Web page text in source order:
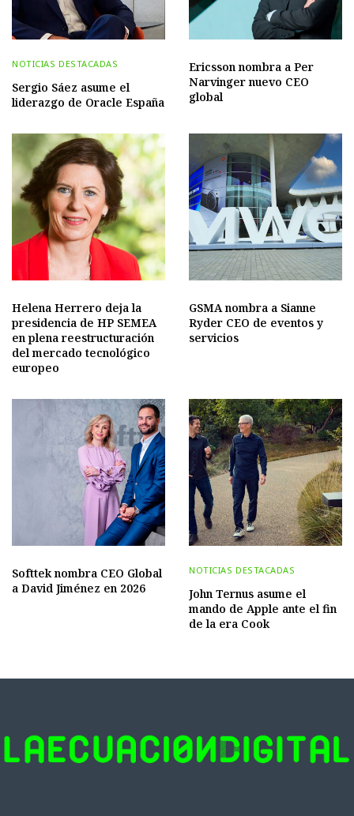
NOTICIAS DESTACADAS
Sergio Sáez asume el
liderazgo de Oracle España
Ericsson nombra a Per
Narvinger nuevo CEO
global
Helena Herrero deja la
presidencia de HP SEMEA
en plena reestructuración
del mercado tecnológico
europeo
GSMA nombra a Sianne
Ryder CEO de eventos y
servicios
Softtek nombra CEO Global
a David Jiménez en 2026
NOTICIAS DESTACADAS
John Ternus asume el
mando de Apple ante el fin
de la era Cook